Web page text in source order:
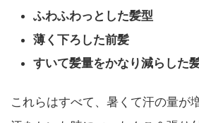
ふわふわっとした髪型
薄く下ろした前髪
すいて髪量をかなり減らした
これらはすべて、暑くて汗の量が